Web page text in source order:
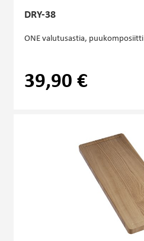
DRY-38
ONE valutusastia, puukomposiitti
39,90 €